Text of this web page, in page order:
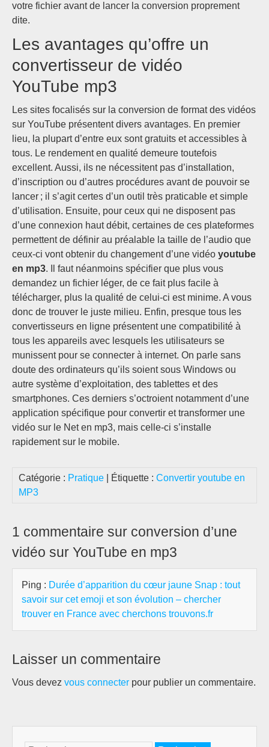
votre fichier avant de lancer la conversion proprement
dite.
Les avantages qu’offre un
convertisseur de vidéo
YouTube mp3
Les sites focalisés sur la conversion de format des vidéos
sur YouTube présentent divers avantages. En premier
lieu, la plupart d’entre eux sont gratuits et accessibles à
tous. Le rendement en qualité demeure toutefois
excellent. Aussi, ils ne nécessitent pas d’installation,
d’inscription ou d’autres procédures avant de pouvoir se
lancer ; il s’agit certes d’un outil très praticable et simple
d’utilisation. Ensuite, pour ceux qui ne disposent pas
d’une connexion haut débit, certaines de ces plateformes
permettent de définir au préalable la taille de l’audio que
ceux-ci vont obtenir du changement d’une vidéo youtube
en mp3. Il faut néanmoins spécifier que plus vous
demandez un fichier léger, de ce fait plus facile à
télécharger, plus la qualité de celui-ci est minime. A vous
donc de trouver le juste milieu. Enfin, presque tous les
convertisseurs en ligne présentent une compatibilité à
tous les appareils avec lesquels les utilisateurs se
munissent pour se connecter à internet. On parle sans
doute des ordinateurs qu’ils soient sous Windows ou
autre système d’exploitation, des tablettes et des
smartphones. Ces derniers s’octroient notamment d’une
application spécifique pour convertir et transformer une
vidéo sur le Net en mp3, mais celle-ci s’installe
rapidement sur le mobile.
Catégorie : Pratique | Étiquette : Convertir youtube en
MP3
1 commentaire sur conversion d’une
vidéo sur YouTube en mp3
Ping : Durée d’apparition du cœur jaune Snap : tout
savoir sur cet emoji et son évolution – chercher
trouver en France avec cherchons trouvons.fr
Laisser un commentaire
Vous devez vous connecter pour publier un commentaire.